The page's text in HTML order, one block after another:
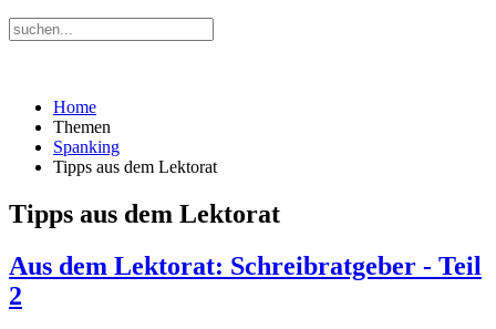
Home
Themen
Spanking
Tipps aus dem Lektorat
Tipps aus dem Lektorat
Aus dem Lektorat: Schreibratgeber - Teil
2